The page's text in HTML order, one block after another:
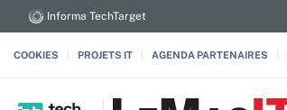
Informa TechTarget
COOKIES PROJETS IT AGENDA PARTENAIRES